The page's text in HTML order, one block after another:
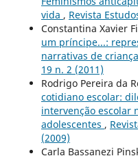
vida , Revista
Constantina Xavier
um príncipe...:
narrativas de
19 n. 2 (2011)
Rodrigo Pereira da
cotidiano escolar:
intervenção escolar
adolescentes ,
(2009)
Carla Bassanezi